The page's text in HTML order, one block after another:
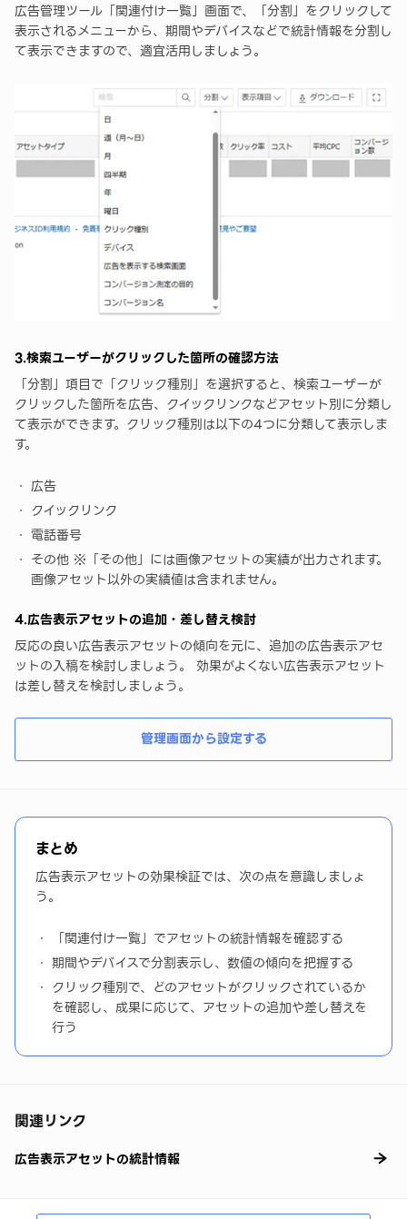
広告管理ツール「関連付け一覧」画面で、「分割」をクリックして
表示されるメニューから、期間やデバイスなどで統計情報を分割し
て表示できますので、適宜活用しましょう。
3.検索ユーザーがクリックした箇所の確認方法
「分割」項目で「クリック種別」を選択すると、検索ユーザーが
クリックした箇所を広告、クイックリンクなどアセット別に分類し
て表示ができます。クリック種別は以下の4つに分類して表示しま
す。
広告
クイックリンク
電話番号
その他 ※「その他」には画像アセットの実績が出力されます。
画像アセット以外の実績値は含まれません。
4.広告表示アセットの追加・差し替え検討
反応の良い広告表示アセットの傾向を元に、追加の広告表示アセ
ットの入稿を検討しましょう。 効果がよくない広告表示アセット
は差し替えを検討しましょう。
管理画面から設定する
まとめ
広告表示アセットの効果検証では、次の点を意識しましょ
う。
「関連付け一覧」でアセットの統計情報を確認する
期間やデバイスで分割表示し、数値の傾向を把握する
クリック種別で、どのアセットがクリックされているか
を確認し、成果に応じて、アセットの追加や差し替えを
行う
関連リンク
広告表示アセットの統計情報